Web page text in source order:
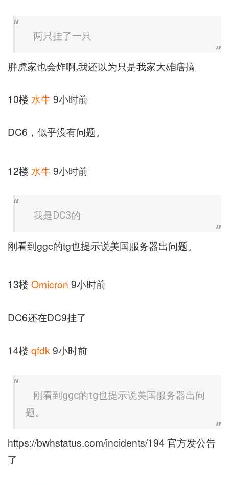
两只挂了一只
胖虎家也会炸啊,我还以为只是我家大雄瞎搞
10楼 水牛9小时前
DC6，似乎没有问题。
12楼 水牛9小时前
我是DC3的
刚看到ggc的tg也提示说美国服务器出问题。
13楼 Omicron 9小时前
DC6还在DC9挂了
14楼 qfdk9小时前
刚看到ggc的tg也提示说美国服务器出问
题。
https://bwhstatus.com/incidents/194 官方发公告
了